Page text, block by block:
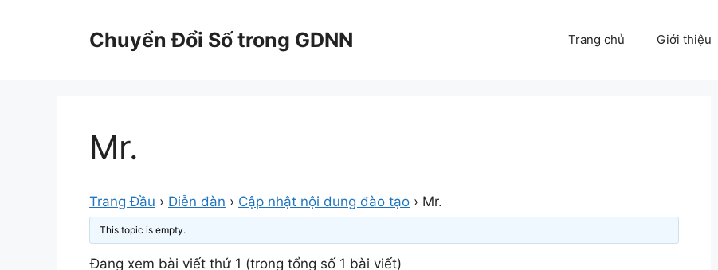
Chuyển Đổi Số trong GDNN Trang chủ Giới thiệu
Mr.
Trang Đầu › Diễn đàn › Cập nhật nội dung đào tạo › Mr.
This topic is empty.
Đang xem bài viết thứ 1 (trong tổng số 1 bài viết)